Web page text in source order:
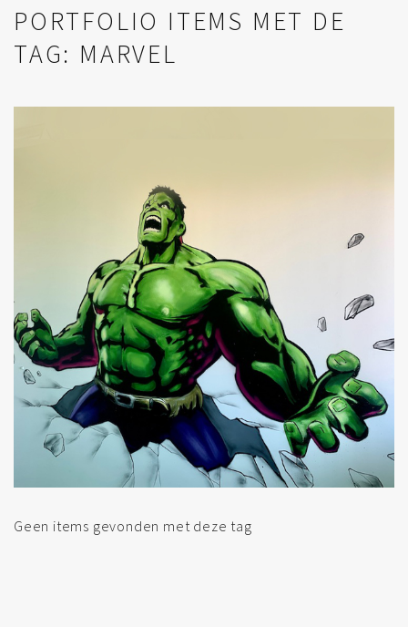
PORTFOLIO ITEMS MET DE
TAG: MARVEL
Geen items gevonden met deze tag